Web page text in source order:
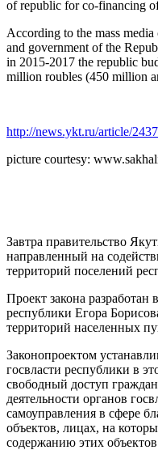
of republic for co-financing
According to the mass
and government of the
in 2015-2017 the republic
million roubles (450 million
http://news.ykt.ru/article/
picture courtesy:
Завтра правительство
направленный на
территорий поселений
Проект закона
республики Егора
территорий населенных
Законопроектом
госвласти республики в
свободный доступ
деятельности органов
самоуправления в сфере
объектов, лицах, на
содержанию этих